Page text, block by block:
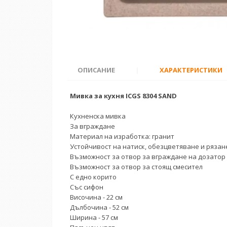
ОПИСАНИЕ ХАРАКТЕРИСТИКИ
Мивка за кухня ICGS 8304 SAND
Кухненска мивка
За вграждане
Материал на изработка: гранит
Устойчивост на натиск, обезцветяване и
Възможност за отвор за вграждане на дозатор
Възможност за отвор за стоящ смесител
С едно корито
Със сифон
Височина - 22 см
Дълбочина - 52 см
Ширина - 57 см